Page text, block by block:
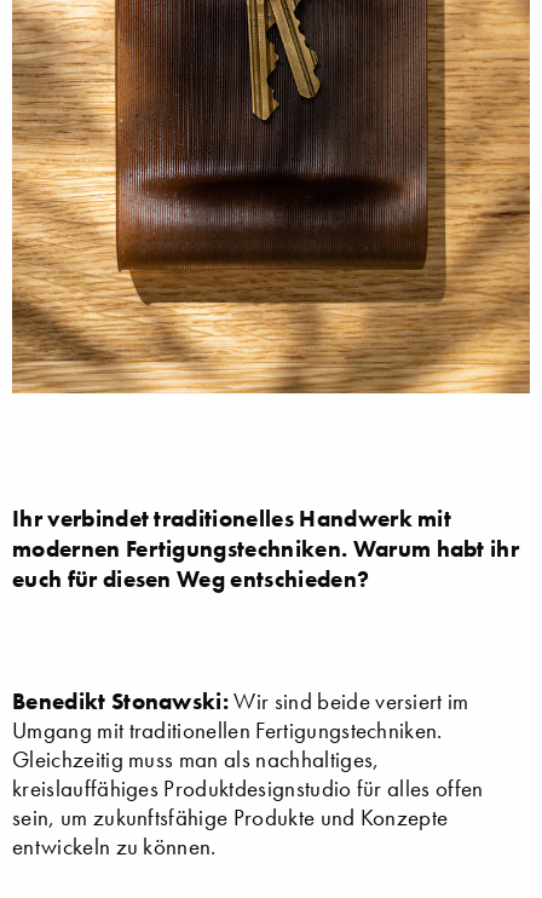
Ihr verbindet traditionelles Handwerk mit
modernen Fertigungstechniken. Warum habt ihr
euch für diesen Weg entschieden?
Benedikt Stonawski:Wir sind beide versiert im
Umgang mit traditionellen Fertigungstechniken.
Gleichzeitig muss man als nachhaltiges,
kreislauffähiges Produktdesignstudio für alles offen
sein, um zukunftsfähige Produkte und Konzepte
entwickeln zu können.